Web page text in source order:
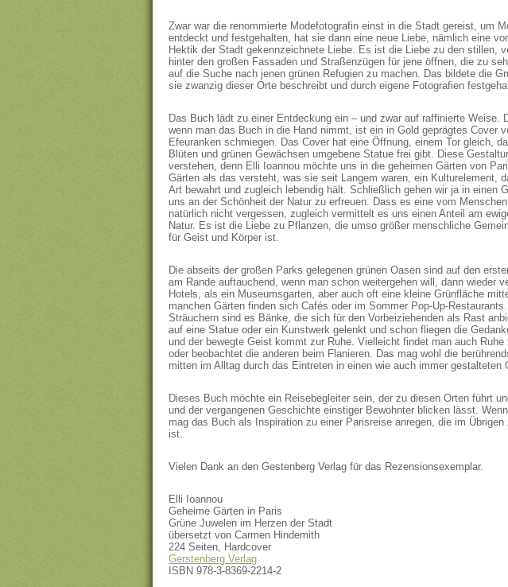
Zwar war die renommierte Modefotografin einst in die Stadt gereist, um
entdeckt und festgehalten, hat sie dann eine neue Liebe, nämlich eine
Hektik der Stadt gekennzeichnete Liebe. Es ist die Liebe zu den stillen,
hinter den großen Fassaden und Straßenzügen für jene öffnen, die zu
auf die Suche nach jenen grünen Refugien zu machen. Das bildete die
sie zwanzig dieser Orte beschreibt und durch eigene Fotografien
Das Buch lädt zu einer Entdeckung ein – und zwar auf raffinierte Weise.
wenn man das Buch in die Hand nimmt, ist ein in Gold geprägtes Cover
Efeuranken schmiegen. Das Cover hat eine Öffnung, einem Tor gleich,
Blüten und grünen Gewächsen umgebene Statue frei gibt. Diese
verstehen, denn Elli Ioannou möchte uns in die geheimen Gärten von
Gärten als das versteht, was sie seit Langem waren, ein Kulturelement,
Art bewahrt und zugleich lebendig hält. Schließlich gehen wir ja in einen
uns an der Schönheit der Natur zu erfreuen. Dass es eine vom
natürlich nicht vergessen, zugleich vermittelt es uns einen Anteil am
Natur. Es ist die Liebe zu Pflanzen, die umso größer menschliche
für Geist und Körper ist.
Die abseits der großen Parks gelegenen grünen Oasen sind auf den
am Rande auftauchend, wenn man schon weitergehen will, dann wieder
Hotels, als ein Museumsgarten, aber auch oft eine kleine Grünfläche
manchen Gärten finden sich Cafés oder im Sommer Pop-Up-
Sträuchern sind es Bänke, die sich für den Vorbeiziehenden als Rast
auf eine Statue oder ein Kunstwerk gelenkt und schon fliegen die
und der bewegte Geist kommt zur Ruhe. Vielleicht findet man auch
oder beobachtet die anderen beim Flanieren. Das mag wohl die
mitten im Alltag durch das Eintreten in einen wie auch immer gestalteten
Dieses Buch möchte ein Reisebegleiter sein, der zu diesen Orten führt
und der vergangenen Geschichte einstiger Bewohnter blicken lässt.
mag das Buch als Inspiration zu einer Parisreise anregen, die im
ist.
Vielen Dank an den Gestenberg Verlag für das Rezensionsexemplar.
Elli Ioannou
Geheime Gärten in Paris
Grüne Juwelen im Herzen der Stadt
übersetzt von Carmen Hindemith
224 Seiten, Hardcover
Gerstenberg Verlag
ISBN 978-3-8369-2214-2